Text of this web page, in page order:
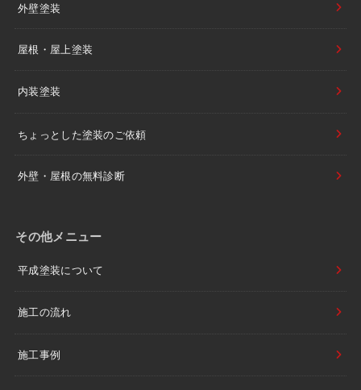
外壁塗装
屋根・屋上塗装
内装塗装
ちょっとした塗装のご依頼
外壁・屋根の無料診断
その他メニュー
平成塗装について
施工の流れ
施工事例